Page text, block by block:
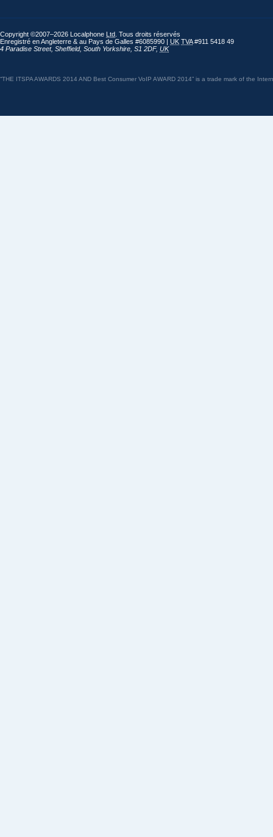
Copyright ©2007–2026 Localphone Ltd . Tous droits réservés
Enregistré en Angleterre & au Pays de Galles #6085990 | UK TVA#911 5418 49
4 Paradise Street, Sheffield, South Yorkshire S1 2DF, UK
“THE ITSPA AWARDS 2014 AND Best Consumer VoIP AWARD 2014” is a trade mark of the